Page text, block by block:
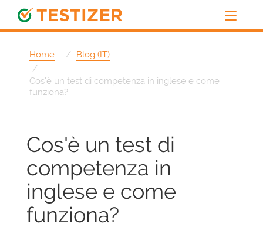
Home Blog (IT)
Cos'è un test di competenza in inglese e come
funziona?
Cos'è un test di
competenza in
inglese e come
funziona?